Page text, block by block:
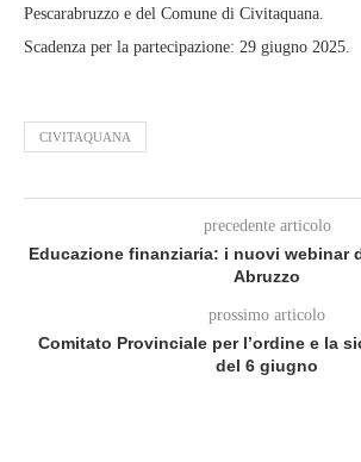
Pescarabruzzo e del Comune di Civitaquana.
Scadenza per la partecipazione: 29 giugno 2025.
CIVITAQUANA
precedente articolo
Educazione finanziaria: i nuovi webinar
Abruzzo
prossimo articolo
Comitato Provinciale per l’ordine e la
del 6 giugno